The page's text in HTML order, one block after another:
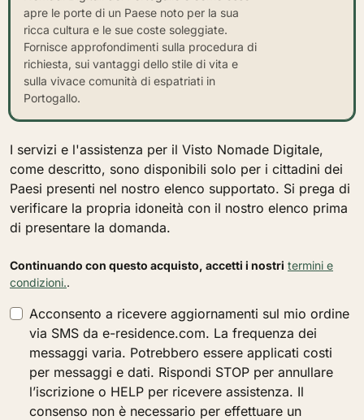
apre le porte di un Paese noto per la sua
ricca cultura e le sue coste soleggiate.
Fornisce approfondimenti sulla procedura di
richiesta, sui vantaggi dello stile di vita e
sulla vivace comunità di espatriati in
Portogallo.
I servizi e l'assistenza per il Visto Nomade Digitale,
come descritto, sono disponibili solo per i cittadini dei
Paesi presenti nel nostro elenco supportato. Si prega di
verificare la propria idoneità con il nostro elenco prima
di presentare la domanda.
Continuando con questo acquisto, accetti i nostri termini e
condizioni..
Acconsento a ricevere aggiornamenti sul mio ordine
via SMS da e-residence.com. La frequenza dei
messaggi varia. Potrebbero essere applicati costi
per messaggi e dati. Rispondi STOP per annullare
l’iscrizione o HELP per ricevere assistenza. Il
consenso non è necessario per effettuare un